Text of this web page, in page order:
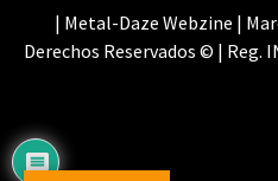
| Metal-Daze Webzine |
Derechos Reservados © | Reg.